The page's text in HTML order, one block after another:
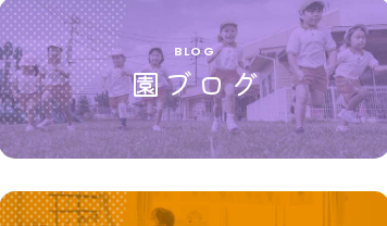
BLOG
園ブログ